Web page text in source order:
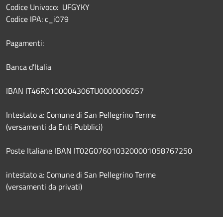
Codice Univoco: UFGYKY
Codice IPA: c_i079
Pagamenti:
Banca d'Italia
IBAN IT46R0100004306TU0000006057
Intestato a: Comune di San Pellegrino Terme
(versamenti da Enti Pubblici)
Poste Italiane IBAN IT02G0760103200001058767250
intestato a: Comune di San Pellegrino Terme
(versamenti da privati)